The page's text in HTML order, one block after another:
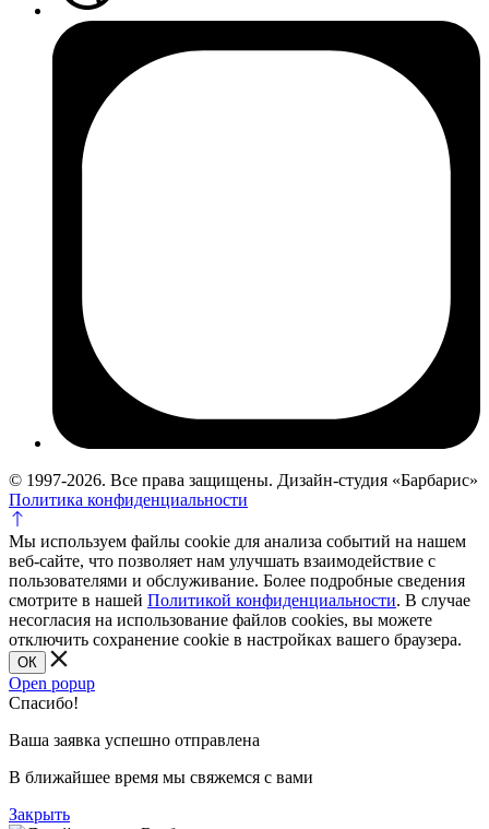
© 1997-2026. Все права защищены. Дизайн-студия «Барбарис»
Политика конфиденциальности
Мы используем файлы cookie для анализа событий на нашем
веб-сайте, что позволяет нам улучшать взаимодействие с
пользователями и обслуживание. Более подробные сведения
смотрите в нашей Политикой конфиденциальности. В случае
несогласия на использование файлов cookies, вы можете
отключить сохранение cookie в настройках вашего браузера.
ОК
Open popup
Спасибо!
Ваша заявка успешно отправлена
В ближайшее время мы свяжемся с вами
Закрыть